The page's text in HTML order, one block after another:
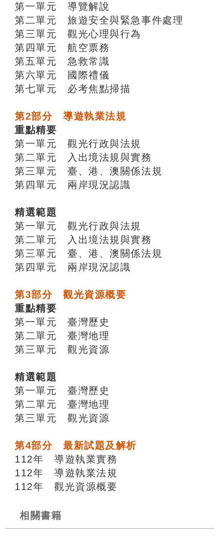
第一單元 導覽解說
第二單元 旅遊安全與緊急事件處理
第三單元 觀光心理與行為
第四單元 航空票務
第五單元 急救常識
第六單元 國際禮儀
第七單元 必考焦點掃描
第2部分 導遊執業法規
重點精要
第一單元 觀光行政與法規
第二單元 入出境法規與實務
第三單元 臺、港、澳關係法規
第四單元 兩岸現況認識
精選範題
第一單元 觀光行政與法規
第二單元 入出境法規與實務
第三單元 臺、港、澳關係法規
第四單元 兩岸現況認識
第3部分 觀光資源概要
重點精要
第一單元 臺灣歷史
第二單元 臺灣地理
第三單元 觀光資源
精選範題
第一單元 臺灣歷史
第二單元 臺灣地理
第三單元 觀光資源
第4部分 最新試題及解析
112年 導遊執業實務
112年 導遊執業法規
112年 觀光資源概要
相關書籍